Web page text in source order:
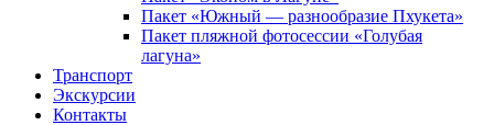
Пакет «Южный — разнообразие Пхукета»
Пакет пляжной фотосессии «Голубая
лагуна»
Транспорт
Экскурсии
Контакты